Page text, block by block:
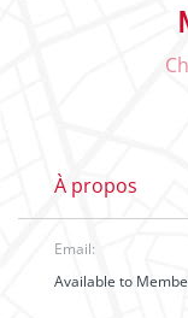
À propos
Email:
Available to